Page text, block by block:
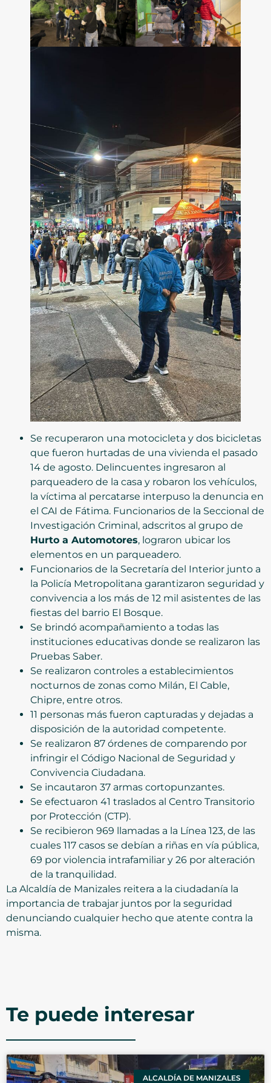
Se recuperaron una motocicleta y dos bicicletas
que fueron hurtadas de una vivienda el pasado
14 de agosto. Delincuentes ingresaron al
parqueadero de la casa y robaron los vehículos,
la víctima al percatarse interpuso la denuncia en
el CAI de Fátima. Funcionarios de la Seccional de
Investigación Criminal, adscritos al grupo de
Hurto a Automotores, lograron ubicar los
elementos en un parqueadero.
Funcionarios de la Secretaría del Interior junto a
la Policía Metropolitana garantizaron seguridad y
convivencia a los más de 12 mil asistentes de las
fiestas del barrio El Bosque.
Se brindó acompañamiento a todas las
instituciones educativas donde se realizaron las
Pruebas Saber.
Se realizaron controles a establecimientos
nocturnos de zonas como Milán, El Cable,
Chipre, entre otros.
11 personas más fueron capturadas y dejadas a
disposición de la autoridad competente.
Se realizaron 87 órdenes de comparendo por
infringir el Código Nacional de Seguridad y
Convivencia Ciudadana.
Se incautaron 37 armas cortopunzantes.
Se efectuaron 41 traslados al Centro Transitorio
por Protección (CTP).
Se recibieron 969 llamadas a la Línea 123, de las
cuales 117 casos se debían a riñas en vía pública,
69 por violencia intrafamiliar y 26 por alteración
de la tranquilidad.
La Alcaldía de Manizales reitera a la ciudadanía la
importancia de trabajar juntos por la seguridad
denunciando cualquier hecho que atente contra la
misma.
Te puede interesar
ALCALDÍA DE MANIZALES